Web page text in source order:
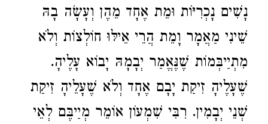
נָשִׁים נָכְרִיּוֹת וּמֵת אֶחָד מֵהֶן וְעָשָׂה בָהּ
שֵׁינִי מַאֲמָר וָמֵת הֲרֵי אֵילּוּ חוֹלְצוֹת וְלֹא
מִתְיַיבְּמוֹת שֶׁנֶּאֱמַר יְבָמָהּ יָבוֹא עָלֶיהָ.
שֶׁעָלֶיהָ זִיקַת יָבָם אֶחָד וְלֹא שֶׁעָלֵיהָ זִיקַת
שְׁנֵי יְבָמִין. רִבִּי שִׁמְעוֹן אוֹמֵר מְיַיבֶּם לְאֵי